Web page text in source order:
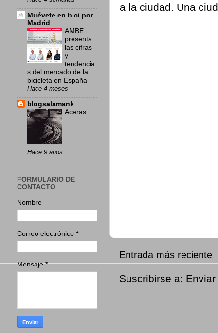
a la ciudad. Una
Entrada más reciente
Suscribirse a:
Muévete en bici por
Madrid
AMBE
presenta
las cifras
y
tendencia
s del mercado de la
bicicleta en España
Hace 4 meses
blogsalamank
Aceras
Hace 9 años
FORMULARIO DE
CONTACTO
Nombre
Correo electrónico *
Mensaje*